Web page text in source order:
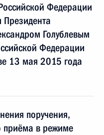
Федерации
Президента
Голублевым
Федерации
13 мая 2015 года
поручения,
приёма в режиме